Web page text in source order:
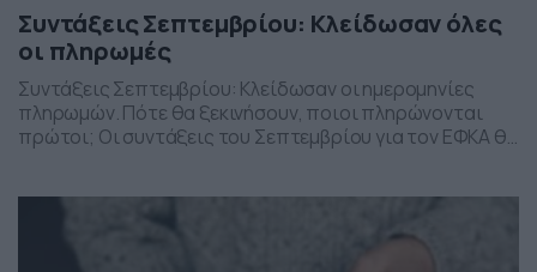
Συντάξεις Σεπτεμβρίου: Κλείδωσαν όλες
οι πληρωμές
Συντάξεις Σεπτεμβρίου: Κλείδωσαν οι ημερομηνίες
πληρωμών. Πότε θα ξεκινήσουν, ποιοι πληρώνονται
πρώτοι; Οι συντάξεις του Σεπτεμβρίου για τον ΕΦΚΑ θα
ημερομηνίες πληρωμής για τις συντάξεις Σεπτεμβρίου
είναι οι εξής: Δευτέρα 28 Αυγούστου 2023: […]